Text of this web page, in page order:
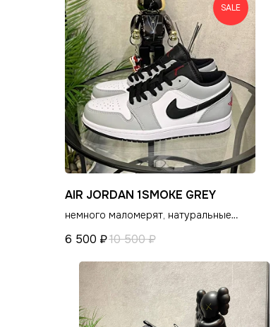
SALE
AIR JORDAN 1SMOKE GREY
немного маломерят, натуральные
6 500 ₽10 500₽
СНИКЕРСДИЛЕР
Магазин кроссовок и одежды
в центре Санкт-Петербурга
©СНИКЕРСДИЛЕР 2024-26. Все права защищены
КАТАЛОГ
Распродажа
Обувь
Одежда
Сумки и аксессуары